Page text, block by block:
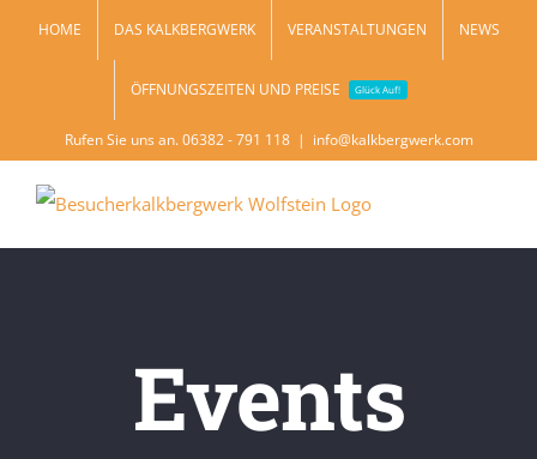
HOME DAS KALKBERGWERK VERANSTALTUNGEN NEWS
ÖFFNUNGSZEITEN UND PREISE Glück Auf!
Rufen Sie uns an. 06382 - 791 118 | info@kalkbergwerk.com
Events